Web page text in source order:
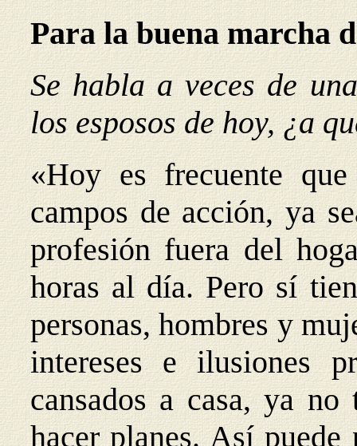
Para la buena marcha
Se habla a veces de
los esposos de hoy, ¿a
«Hoy es frecuente
campos de acción, ya
profesión fuera del
horas al día. Pero sí
personas, hombres y
intereses e ilusiones
cansados a casa, ya
hacer planes. Así puede